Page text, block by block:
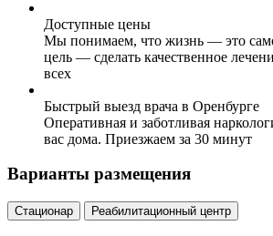
Доступные цены
Мы понимаем, что жизнь — это
цель — сделать качественное
всех
Быстрый выезд врача в Оренбурге
Оперативная и заботливая
вас дома. Приезжаем за 30 минут
Варианты размещения
Стационар Реабилитационный центр